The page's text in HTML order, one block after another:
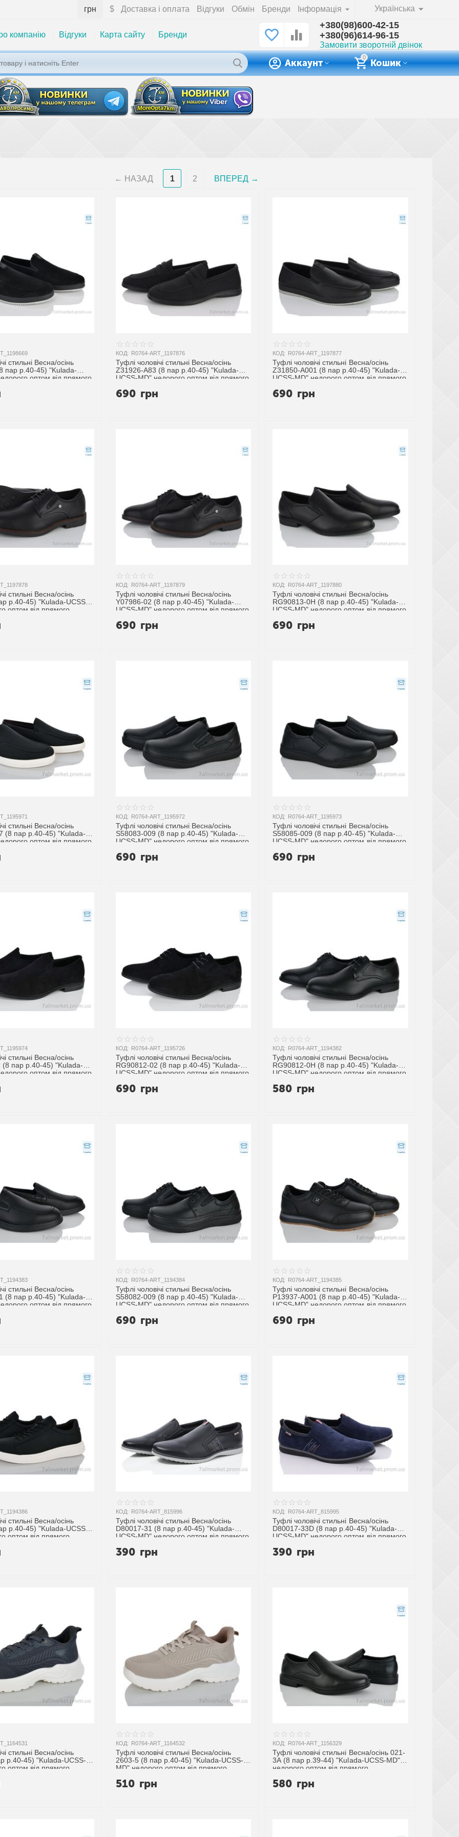
Українська
Доставка і оплата Відгуки Обмін Бренди Інформація
грн $
компанію Відгуки Карта сайту Бренди
+380(98)600-42-15
+380(96)614-96-15
Замовити зворотній двінок
0
Кошик
Аккаунт
НАЗАД 1 2 ВПЕРЕД
стильні Весна/осінь
пар р.40-45) "Kulada-
оптом від прямого
КОД: R0764-ART_1197876
Туфлі чоловічі стильні Весна/осінь
Z31926-A83 (8 пар р.40-45) "Kulada-
UCSS-MD" недорого оптом від прямого
690 грн
КОД: R0764-ART_1197877
Туфлі чоловічі стильні Весна/осінь
Z31850-A001 (8 пар р.40-45) "Kulada-
UCSS-MD" недорого оптом від прямого
690 грн
стильні Весна/осінь
р.40-45) "Kulada-UCSS-
оптом від прямого
КОД: R0764-ART_1197879
Туфлі чоловічі стильні Весна/осінь
Y07986-02 (8 пар р.40-45) "Kulada-
UCSS-MD" недорого оптом від прямого
690 грн
КОД: R0764-ART_1197880
Туфлі чоловічі стильні Весна/осінь
RG90813-0H (8 пар р.40-45) "Kulada-
UCSS-MD" недорого оптом від прямого
690 грн
стильні Весна/осінь
(8 пар р.40-45) "Kulada-
оптом від прямого
КОД: R0764-ART_1195972
Туфлі чоловічі стильні Весна/осінь
S58083-009 (8 пар р.40-45) "Kulada-
UCSS-MD" недорого оптом від прямого
690 грн
КОД: R0764-ART_1195973
Туфлі чоловічі стильні Весна/осінь
S58085-009 (8 пар р.40-45) "Kulada-
UCSS-MD" недорого оптом від прямого
690 грн
стильні Весна/осінь
(8 пар р.40-45) "Kulada-
оптом від прямого
КОД: R0764-ART_1195726
Туфлі чоловічі стильні Весна/осінь
RG90812-02 (8 пар р.40-45) "Kulada-
UCSS-MD" недорого оптом від прямого
690 грн
КОД: R0764-ART_1194382
Туфлі чоловічі стильні Весна/осінь
RG90812-0H (8 пар р.40-45) "Kulada-
UCSS-MD" недорого оптом від прямого
580 грн
стильні Весна/осінь
(8 пар р.40-45) "Kulada-
оптом від прямого
КОД: R0764-ART_1194384
Туфлі чоловічі стильні Весна/осінь
S58082-009 (8 пар р.40-45) "Kulada-
UCSS-MD" недорого оптом від прямого
690 грн
КОД: R0764-ART_1194385
Туфлі чоловічі стильні Весна/осінь
P13937-A001 (8 пар р.40-45) "Kulada-
UCSS-MD" недорого оптом від прямого
690 грн
стильні Весна/осінь
р.40-45) "Kulada-UCSS-
оптом від прямого
КОД: R0764-ART_815996
Туфлі чоловічі стильні Весна/осінь
D80017-31 (8 пар р.40-45) "Kulada-
UCSS-MD" недорого оптом від прямого
390 грн
КОД: R0764-ART_815995
Туфлі чоловічі стильні Весна/осінь
D80017-33D (8 пар р.40-45) "Kulada-
UCSS-MD" недорого оптом від прямого
390 грн
стильні Весна/осінь
р.40-45) "Kulada-UCSS-
оптом від прямого
КОД: R0764-ART_1164532
Туфлі чоловічі стильні Весна/осінь
2603-5 (8 пар р.40-45) "Kulada-UCSS-
MD" недорого оптом від прямого
510 грн
КОД: R0764-ART_1156329
Туфлі чоловічі стильні Весна/осінь 021-
3A (8 пар р.39-44) "Kulada-UCSS-MD"
недорого оптом від прямого
580 грн